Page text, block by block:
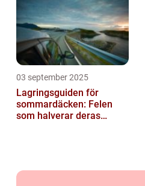
03 september 2025
Lagringsguiden för
sommardäcken: Felen
som halverar deras